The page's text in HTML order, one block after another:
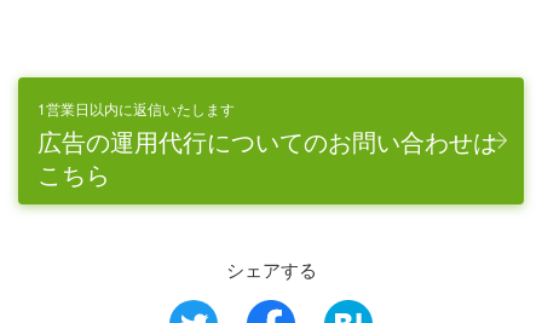
1営業日以内に返信いたします
広告の運用代行についてのお問い合わせは
こちら
シェアする